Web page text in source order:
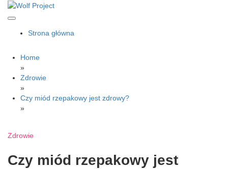
Skip
Wolf Project
Strona główna
Home
»
Zdrowie
»
Czy miód rzepakowy jest zdrowy?
»
Zdrowie
Czy miód rzepakowy jest